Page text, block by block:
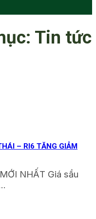
Tin tức
– RI6 TĂNG GIẢM
NHẤT Giá sầu